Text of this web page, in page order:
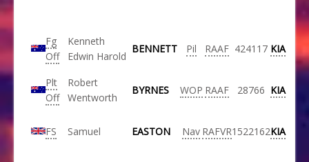
Fg
Off
Kenneth
Edwin Harold
BENNETT Pil RAAF 424117 KIA
Plt
Off
Robert
Wentworth
BYRNES WOP RAAF 28766 KIA
FS Samuel EASTON Nav RAFVR1522162KIA